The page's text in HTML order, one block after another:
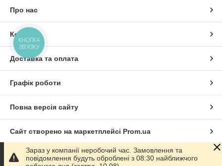
Про нас
Контакти
Доставка та оплата
Графік роботи
Повна версія сайту
Сайт створено на маркетплейсі Prom.ua
Політика конфіденційності
Зараз у компанії неробочий час. Замовлення та
повідомлення будуть оброблені з 08:30 найближчого
КНОПКА
ЗВ'ЯЗКУ